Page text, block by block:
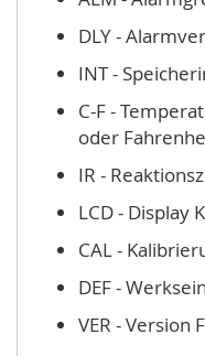
DLY -
INT -
C-F -
oder
IR -
LCD - Display
CAL -
DEF -
VER - Version